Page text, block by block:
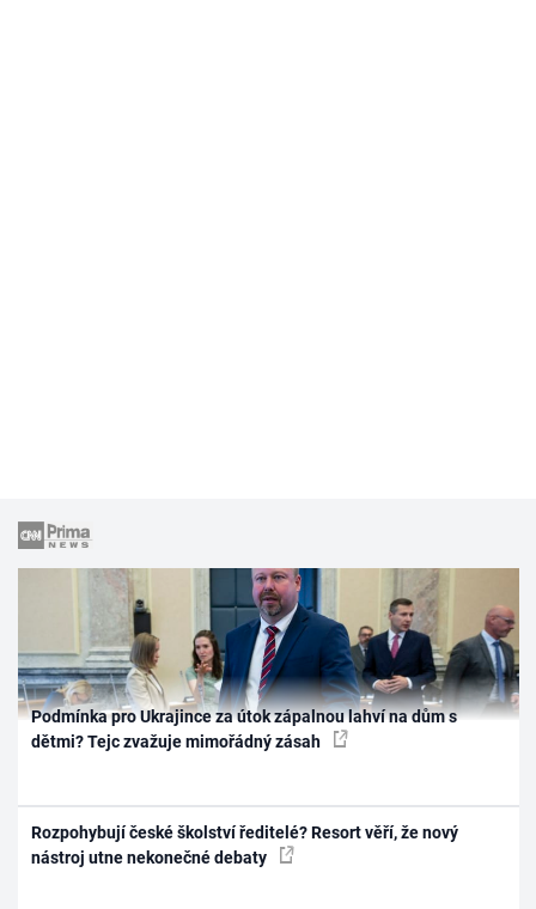
Podmínka pro Ukrajince za útok zápalnou lahví na dům s
dětmi? Tejc zvažuje mimořádný zásah
Rozpohybují české školství ředitelé? Resort věří, že nový
nástroj utne nekonečné debaty